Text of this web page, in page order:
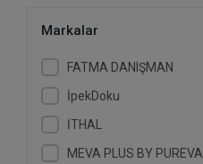
Markalar
FATMA DANIŞMAN
İpekDoku
İTHAL
MEVA PLUS BY PUREVA